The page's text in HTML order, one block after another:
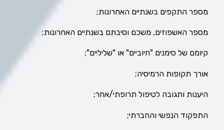
מספר התקפים בשנתיים האחרונות;
מספר האשפוזים, משכם וסיבתם בשנתיים האחרונות;
קיומם של סימנים "חיוביים" או "שליליים";
אורך תקופות הרמיסיה;
היענות ותגובה לטיפול תרופתי/אחר;
התפקוד הנפשי והחברתי;